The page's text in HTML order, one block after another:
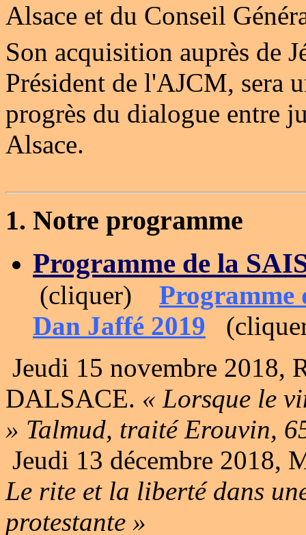
Alsace et du Conseil
Son acquisition auprès de
Président de l'AJCM, sera
progrès du dialogue entre
Alsace.
1. Notre programme
Programme de la
(cliquer)
Programme
Dan Jaffé 2019
Jeudi 15 novembre 2018,
DALSACE. « Lorsque le
» Talmud, traité Erouvin,
Jeudi 13 décembre 2018,
Le rite et la liberté dans
protestante »